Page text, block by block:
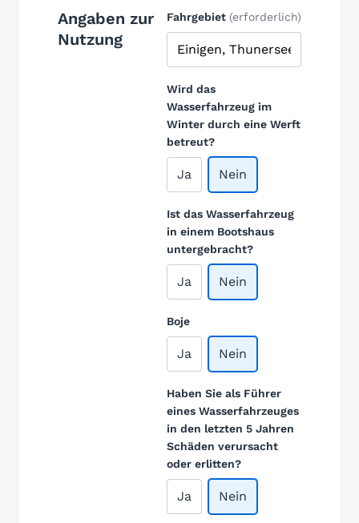
Angaben zur
Nutzung
Fahrgebiet (erforderlich)
Wird das
Wasserfahrzeug im
Winter durch eine Werft
betreut?
Ja Nein
Ist das Wasserfahrzeug
in einem Bootshaus
untergebracht?
Ja Nein
Boje
Ja Nein
Haben Sie als Führer
eines Wasserfahrzeuges
in den letzten 5 Jahren
Schäden verursacht
oder erlitten?
Ja Nein